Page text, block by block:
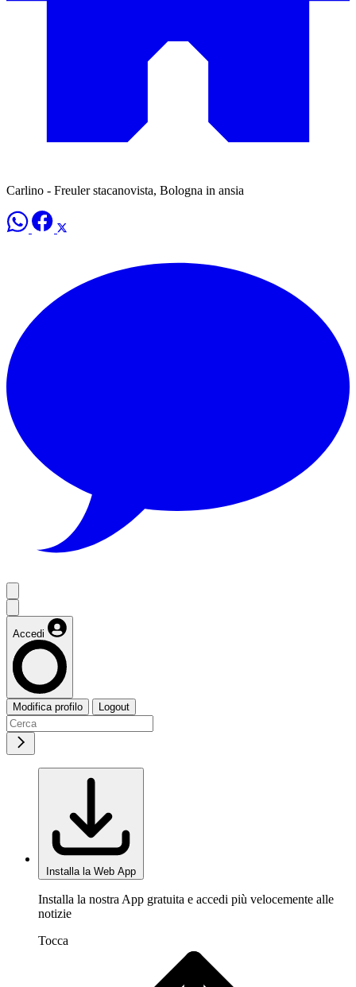
Carlino - Freuler stacanovista, Bologna in ansia
Accedi
Modifica profilo Logout
Installa la Web App
Installa la nostra App gratuita e accedi più velocemente alle
notizie
Tocca